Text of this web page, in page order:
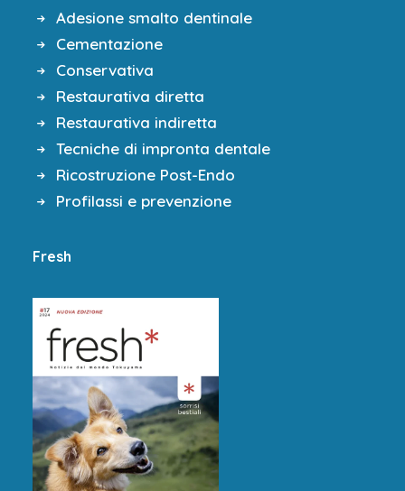
Adesione smalto dentinale
Cementazione
Conservativa
Restaurativa diretta
Restaurativa indiretta
Tecniche di impronta dentale
Ricostruzione Post-Endo
Profilassi e prevenzione
Fresh